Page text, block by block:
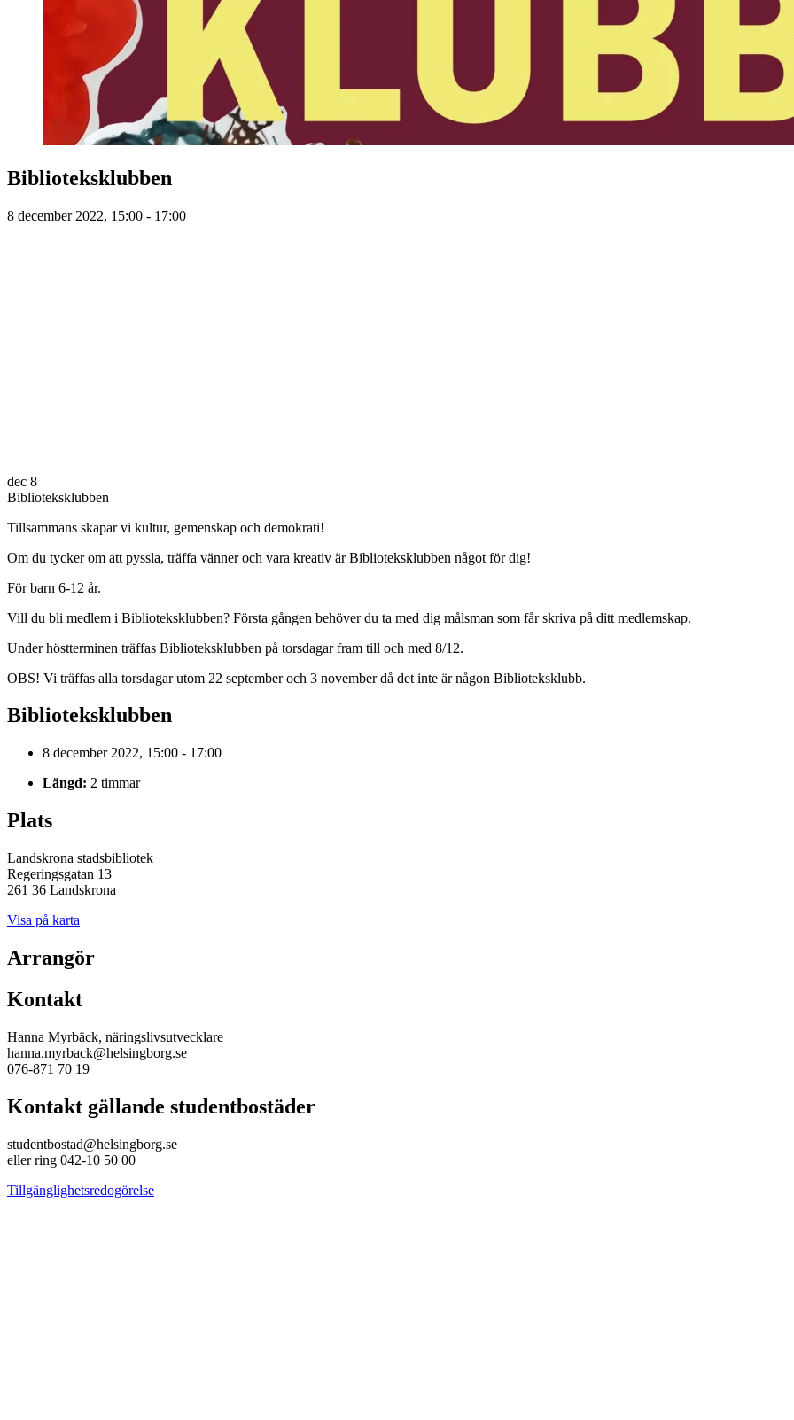
Biblioteksklubben
8 december 2022, 15:00 - 17:00
dec 8
Biblioteksklubben
Tillsammans skapar vi kultur, gemenskap och demokrati!
Om du tycker om att pyssla, träffa vänner och vara kreativ är Biblioteksklubben något för dig!
För barn 6-12 år.
Vill du bli medlem i Biblioteksklubben? Första gången behöver du ta med dig målsman som får skriva på ditt medlemskap.
Under höstterminen träffas Biblioteksklubben på torsdagar fram till och med 8/12.
OBS! Vi träffas alla torsdagar utom 22 september och 3 november då det inte är någon Biblioteksklubb.
Biblioteksklubben
8 december 2022, 15:00 - 17:00
Längd: 2 timmar
Plats
Landskrona stadsbibliotek
Regeringsgatan 13
261 36 Landskrona
Visa på karta
Arrangör
Kontakt
Hanna Myrbäck, näringslivsutvecklare
hanna.myrback@helsingborg.se
076-871 70 19
Kontakt gällande studentbostäder
studentbostad@helsingborg.se
eller ring 042-10 50 00
Tillgänglighetsredogörelse